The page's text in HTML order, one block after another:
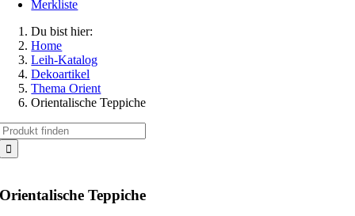
Merkliste
Du bist hier:
Home
Leih-Katalog
Dekoartikel
Thema Orient
Orientalische Teppiche
Orientalische Teppiche